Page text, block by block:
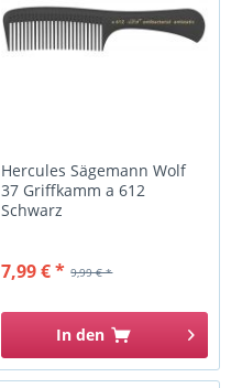
Hercules Sägemann Wolf
37 Griffkamm a 612
Schwarz
9,99 € *
7,99 € *
In den